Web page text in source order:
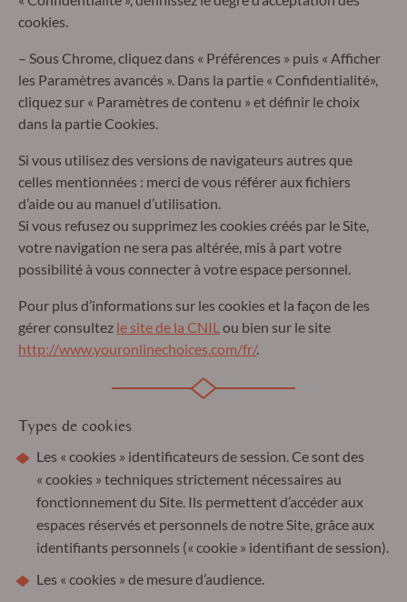
cookies.
– Sous Chrome, cliquez dans « Préférences » puis « Afficher
les Paramètres avancés ». Dans la partie « Confidentialité»,
cliquez sur « Paramètres de contenu » et définir le choix
dans la partie Cookies.
Si vous utilisez des versions de navigateurs autres que
celles mentionnées : merci de vous référer aux fichiers
d’aide ou au manuel d’utilisation.
Si vous refusez ou supprimez les cookies créés par le Site,
votre navigation ne sera pas altérée, mis à part votre
possibilité à vous connecter à votre espace personnel.
Pour plus d’informations sur les cookies et la façon de les
gérer consultez le site de la CNILou bien sur le site
http://www.youronlinechoices.com/fr/.
Types de cookies
Les « cookies » identificateurs de session. Ce sont des
« cookies » techniques strictement nécessaires au
fonctionnement du Site. Ils permettent d’accéder aux
espaces réservés et personnels de notre Site, grâce aux
identifiants personnels (« cookie » identifiant de session).
Les « cookies » de mesure d’audience.